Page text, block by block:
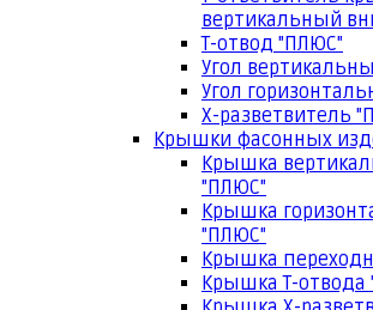
вертикальный
Т-отвод "ПЛЮС"
Угол
Угол
Х-разветвитель
Крышки фасонных
Крышка
"ПЛЮС"
Крышка
"ПЛЮС"
Крышка
Крышка Т-отвода